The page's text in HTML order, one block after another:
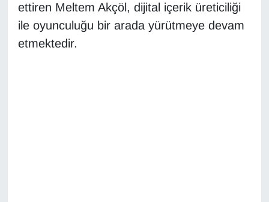
ettiren Meltem Akçöl, dijital içerik üreticiliği
ile oyunculuğu bir arada yürütmeye devam
etmektedir.
MEDYA
ONE EKONOMİ